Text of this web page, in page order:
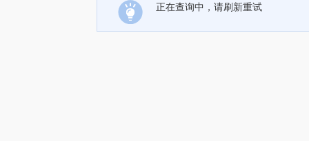
正在查询中，请刷新重试